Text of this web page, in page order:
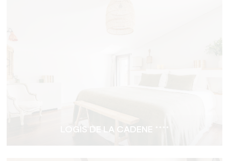
LOGIS DE LA CADENE ****